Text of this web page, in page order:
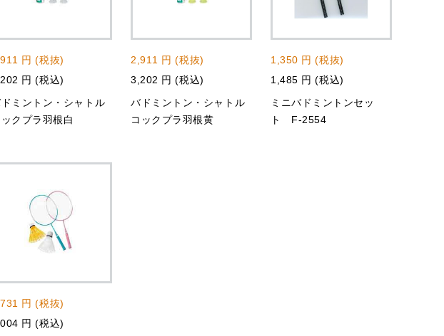
円 (税抜)
円 (税込)
ミントン・シャトル
ックプラ羽根白
2,911 円 (税抜)
3,202 円 (税込)
バドミントン・シャトル
コックプラ羽根黄
1,350 円 (税抜)
1,485 円 (税込)
ミニバドミントンセッ
ト F-2554
円 (税抜)
円 (税込)